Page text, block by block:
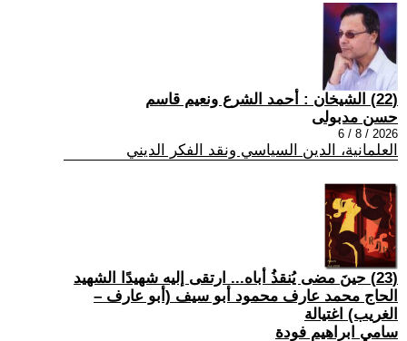
(22) الشيخان : أحمد الشرع ونعيم قاسم
حسن مدبولى
2026 / 8 / 6
العلمانية، الدين السياسي ونقد الفكر الديني
(23) حينَ مضى يُنقذُ أباه... ارتقى إليه شهيدًا الشهيد
الحاج محمد عارف محمود أبو سيف (أبو عارف –
الغريب) اغتيالة
سامي ابراهيم فودة